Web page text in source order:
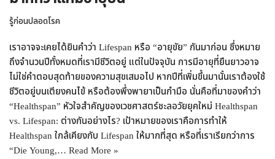
รู้ก่อนปลอดโรค
เราอาจจะเคยได้ยินคำว่า Lifespan หรือ “อายุขัย” กันมาก่อน ซึ่งหมาย
ถึงจำนวนปีทั้งหมดที่เรามีชีวิตอยู่ แต่ในปัจจุบัน การมีอายุที่ยืนยาวอาจ
ไม่ใช่คำตอบสุดท้ายของความสุขเสมอไป หากปีที่เพิ่มขึ้นมานั้นเราต้องใช้
ชีวิตอยู่บนเตียงคนไข้ หรือต้องพึ่งพายาเป็นกำมือ นั่นคือที่มาของคำว่า
“Healthspan” หัวใจสำคัญของเวชศาสตร์ชะลอวัยยุคใหม่ Healthspan
vs. Lifespan: ต่างกันอย่างไร? เป้าหมายของเราคือการทำให้
Healthspan ใกล้เคียงกับ Lifespan ให้มากที่สุด หรือที่เราเรียกว่าการ
“Die Young,… Read More »